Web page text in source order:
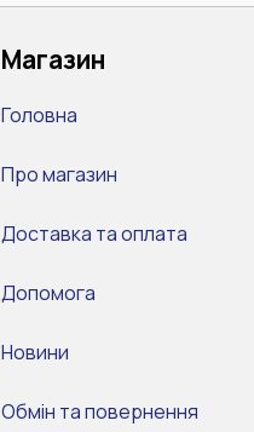
Магазин
Головна
Про магазин
Доставка та оплата
Допомога
Новини
Обмін та повернення